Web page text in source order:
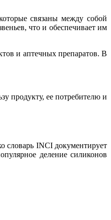
связаны между собой
что и обеспечивает им
и аптечных препаратов. В
продукту, ее потребителю и
словарь INCI документирует
деление силиконов